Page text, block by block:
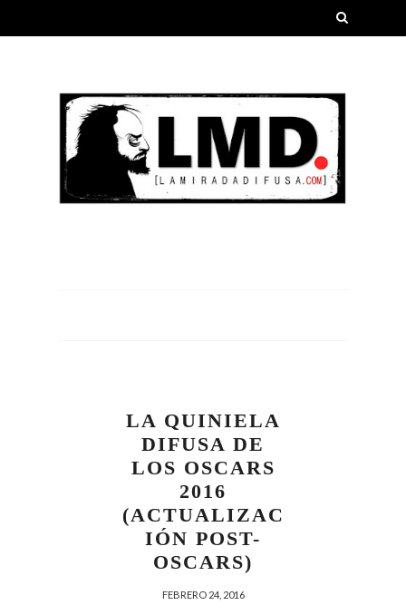
LA QUINIELA
DIFUSA DE
LOS OSCARS
2016
(ACTUALIZAC
IÓN POST-
OSCARS)
FEBRERO 24, 2016